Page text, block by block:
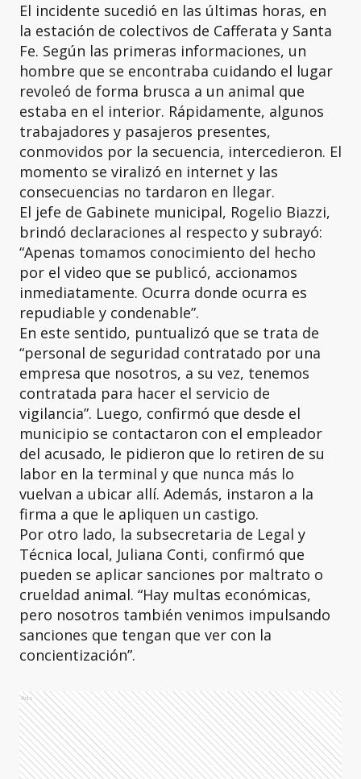
El incidente sucedió en las últimas horas, en
la estación de colectivos de Cafferata y Santa
Fe. Según las primeras informaciones, un
hombre que se encontraba cuidando el lugar
revoleó de forma brusca a un animal que
estaba en el interior. Rápidamente, algunos
trabajadores y pasajeros presentes,
conmovidos por la secuencia, intercedieron. El
momento se viralizó en internet y las
consecuencias no tardaron en llegar.
El jefe de Gabinete municipal, Rogelio Biazzi,
brindó declaraciones al respecto y subrayó:
“Apenas tomamos conocimiento del hecho
por el video que se publicó, accionamos
inmediatamente. Ocurra donde ocurra es
repudiable y condenable”.
En este sentido, puntualizó que se trata de
“personal de seguridad contratado por una
empresa que nosotros, a su vez, tenemos
contratada para hacer el servicio de
vigilancia”. Luego, confirmó que desde el
municipio se contactaron con el empleador
del acusado, le pidieron que lo retiren de su
labor en la terminal y que nunca más lo
vuelvan a ubicar allí. Además, instaron a la
firma a que le apliquen un castigo.
Por otro lado, la subsecretaria de Legal y
Técnica local, Juliana Conti, confirmó que
pueden se aplicar sanciones por maltrato o
crueldad animal. “Hay multas económicas,
pero nosotros también venimos impulsando
sanciones que tengan que ver con la
concientización”.
Ads